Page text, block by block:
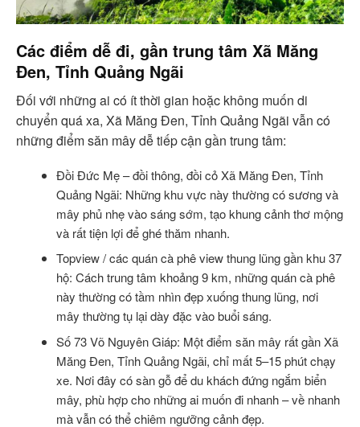
Các điểm dễ đi, gần trung tâm Xã Măng
Đen, Tỉnh Quảng Ngãi
Đối với những ai có ít thời gian hoặc không muốn di
chuyển quá xa, Xã Măng Đen, Tỉnh Quảng Ngãi vẫn có
những điểm săn mây dễ tiếp cận gần trung tâm:
Đồi Đức Mẹ – đồi thông, đồi cỏ Xã Măng Đen, Tỉnh
Quảng Ngãi: Những khu vực này thường có sương và
mây phủ nhẹ vào sáng sớm, tạo khung cảnh thơ mộng
và rất tiện lợi để ghé thăm nhanh.
Topview / các quán cà phê view thung lũng gần khu 37
hộ: Cách trung tâm khoảng 9 km, những quán cà phê
này thường có tầm nhìn đẹp xuống thung lũng, nơi
mây thường tụ lại dày đặc vào buổi sáng.
Số 73 Võ Nguyên Giáp: Một điểm săn mây rất gần Xã
Măng Đen, Tỉnh Quảng Ngãi, chỉ mất 5–15 phút chạy
xe. Nơi đây có sàn gỗ để du khách đứng ngắm biển
mây, phù hợp cho những ai muốn đi nhanh – về nhanh
mà vẫn có thể chiêm ngưỡng cảnh đẹp.